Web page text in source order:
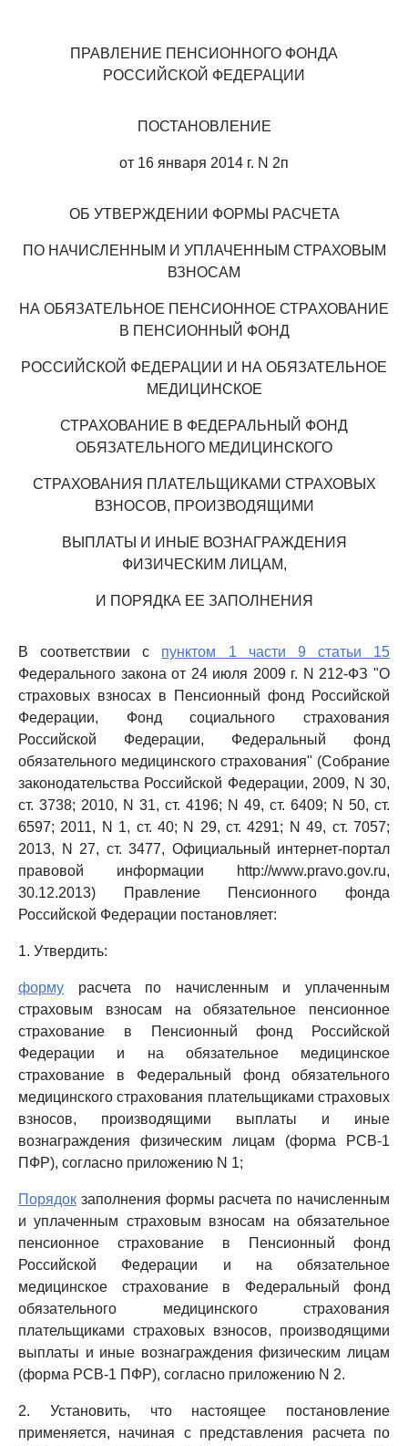
ПРАВЛЕНИЕ ПЕНСИОННОГО ФОНДА
РОССИЙСКОЙ ФЕДЕРАЦИИ
ПОСТАНОВЛЕНИЕ
от 16 января 2014 г. N 2п
ОБ УТВЕРЖДЕНИИ ФОРМЫ РАСЧЕТА
ПО НАЧИСЛЕННЫМ И УПЛАЧЕННЫМ СТРАХОВЫМ
ВЗНОСАМ
НА ОБЯЗАТЕЛЬНОЕ ПЕНСИОННОЕ СТРАХОВАНИЕ
В ПЕНСИОННЫЙ ФОНД
РОССИЙСКОЙ ФЕДЕРАЦИИ И НА ОБЯЗАТЕЛЬНОЕ
МЕДИЦИНСКОЕ
СТРАХОВАНИЕ В ФЕДЕРАЛЬНЫЙ ФОНД
ОБЯЗАТЕЛЬНОГО МЕДИЦИНСКОГО
СТРАХОВАНИЯ ПЛАТЕЛЬЩИКАМИ СТРАХОВЫХ
ВЗНОСОВ, ПРОИЗВОДЯЩИМИ
ВЫПЛАТЫ И ИНЫЕ ВОЗНАГРАЖДЕНИЯ
ФИЗИЧЕСКИМ ЛИЦАМ,
И ПОРЯДКА ЕЕ ЗАПОЛНЕНИЯ
В соответствии с пунктом 1 части 9 статьи 15
Федерального закона от 24 июля 2009 г. N 212-ФЗ "О
страховых взносах в Пенсионный фонд Российской
Федерации, Фонд социального страхования
Российской Федерации, Федеральный фонд
обязательного медицинского страхования" (Собрание
законодательства Российской Федерации, 2009, N 30,
ст. 3738; 2010, N 31, ст. 4196; N 49, ст. 6409; N 50, ст.
6597; 2011, N 1, ст. 40; N 29, ст. 4291; N 49, ст. 7057;
2013, N 27, ст. 3477, Официальный интернет-портал
правовой информации http://www.pravo.gov.ru,
30.12.2013) Правление Пенсионного фонда
Российской Федерации постановляет:
1. Утвердить:
форму расчета по начисленным и уплаченным
страховым взносам на обязательное пенсионное
страхование в Пенсионный фонд Российской
Федерации и на обязательное медицинское
страхование в Федеральный фонд обязательного
медицинского страхования плательщиками страховых
взносов, производящими выплаты и иные
вознаграждения физическим лицам (форма РСВ-1
ПФР), согласно приложению N 1;
Порядок заполнения формы расчета по начисленным
и уплаченным страховым взносам на обязательное
пенсионное страхование в Пенсионный фонд
Российской Федерации и на обязательное
медицинское страхование в Федеральный фонд
обязательного медицинского страхования
плательщиками страховых взносов, производящими
выплаты и иные вознаграждения физическим лицам
(форма РСВ-1 ПФР), согласно приложению N 2.
2. Установить, что настоящее постановление
применяется, начиная с представления расчета по